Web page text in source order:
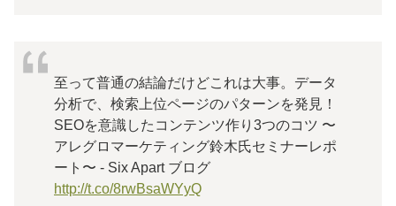
至って普通の結論だけどこれは大事。データ
分析で、検索上位ページのパターンを発見！
SEOを意識したコンテンツ作り3つのコツ 〜
アレグロマーケティング鈴木氏セミナーレポ
ート〜 - Six Apart ブログ
http://t.co/8rwBsaWYyQ